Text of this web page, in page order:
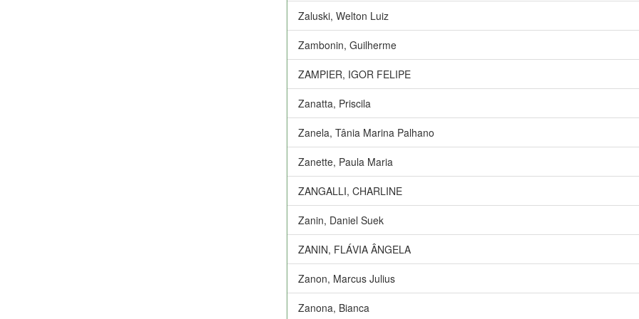
Zaluski, Welton Luiz
Zambonin, Guilherme
ZAMPIER, IGOR FELIPE
Zanatta, Priscila
Zanela, Tânia Marina Palhano
Zanette, Paula Maria
ZANGALLI, CHARLINE
Zanin, Daniel Suek
ZANIN, FLÁVIA ÂNGELA
Zanon, Marcus Julius
Zanona, Bianca